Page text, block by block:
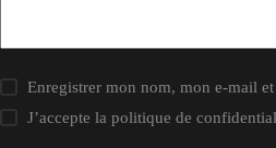
Enregistrer mon nom, mon e-mail
J’accepte lapolitique de